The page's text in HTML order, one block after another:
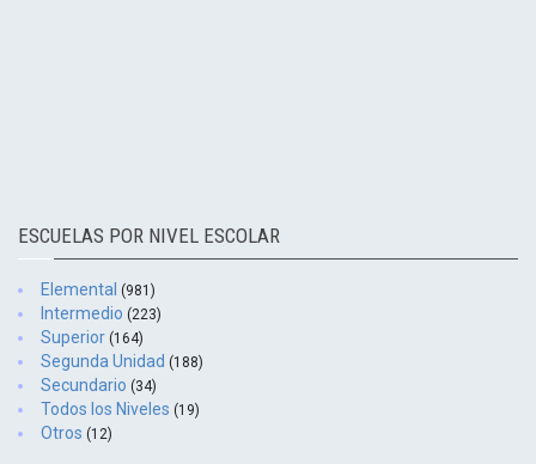
ESCUELAS POR NIVEL ESCOLAR
Elemental (981)
Intermedio (223)
Superior (164)
Segunda Unidad (188)
Secundario (34)
Todos los Niveles (19)
Otros (12)